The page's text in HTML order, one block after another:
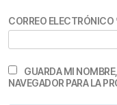
CORREO ELECTRÓNICO
GUARDA MI
NAVEGADOR PARA LA